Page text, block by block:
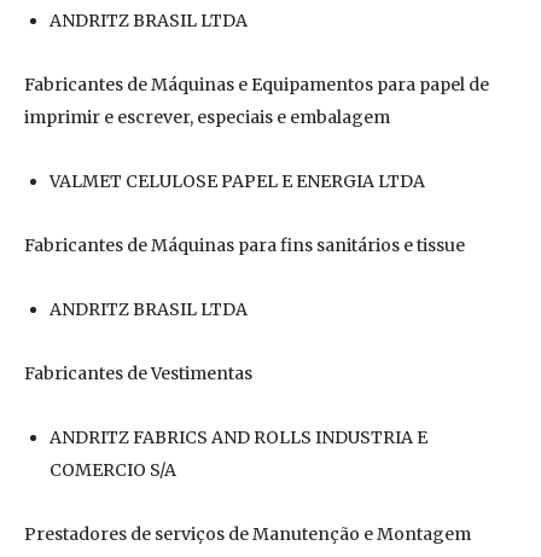
ANDRITZ BRASIL LTDA
Fabricantes de Máquinas e Equipamentos para papel de
imprimir e escrever, especiais e embalagem
VALMET CELULOSE PAPEL E ENERGIA LTDA
Fabricantes de Máquinas para fins sanitários e tissue
ANDRITZ BRASIL LTDA
Fabricantes de Vestimentas
ANDRITZ FABRICS AND ROLLS INDUSTRIA E
COMERCIO S/A
Prestadores de serviços de Manutenção e Montagem